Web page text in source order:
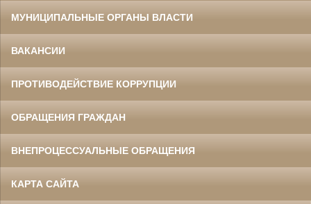
МУНИЦИПАЛЬНЫЕ ОРГАНЫ ВЛАСТИ
ВАКАНСИИ
ПРОТИВОДЕЙСТВИЕ КОРРУПЦИИ
ОБРАЩЕНИЯ ГРАЖДАН
ВНЕПРОЦЕССУАЛЬНЫЕ ОБРАЩЕНИЯ
КАРТА САЙТА